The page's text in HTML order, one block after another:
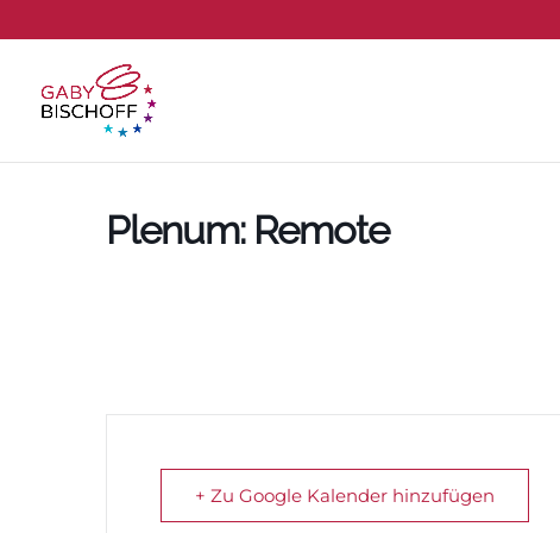
Plenum: Remote
+ Zu Google Kalender hinzufügen